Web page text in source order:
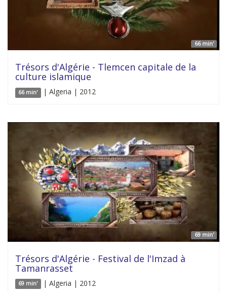
66 min'
Trésors d'Algérie - Tlemcen capitale de la
culture islamique
66 min' | Algeria | 2012
69 min'
Trésors d'Algérie - Festival de l'Imzad à
Tamanrasset
69 min' | Algeria | 2012